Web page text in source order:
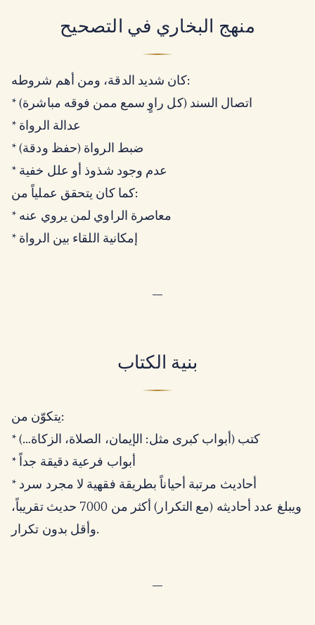
منهج البخاري في التصحيح
كان شديد الدقة، ومن أهم شروطه:
* اتصال السند (كل راوٍ سمع ممن فوقه مباشرة)
* عدالة الرواة
* ضبط الرواة (حفظ ودقة)
* عدم وجود شذوذ أو علل خفية
كما كان يتحقق عملياً من:
* معاصرة الراوي لمن يروي عنه
* إمكانية اللقاء بين الرواة
—
بنية الكتاب
يتكوّن من:
* كتب (أبواب كبرى مثل: الإيمان، الصلاة، الزكاة…)
* أبواب فرعية دقيقة جداً
* أحاديث مرتبة أحياناً بطريقة فقهية لا مجرد سرد
ويبلغ عدد أحاديثه (مع التكرار) أكثر من 7000 حديث تقريباً،
وأقل بدون تكرار.
—